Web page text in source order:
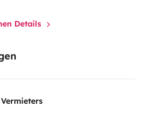
by public transports from
Geneva train station.
next escape!
Details